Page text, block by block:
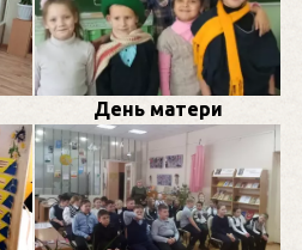
День матери